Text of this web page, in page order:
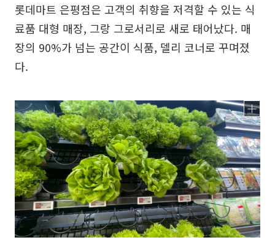
롯데마트 은평점은 고객의 취향을 저격할 수 있는 식
료품 대형 매장, 그랑 그로서리로 새로 태어났다. 매
장의 90%가 넘는 공간이 식품, 델리 코너로 꾸며졌
다.